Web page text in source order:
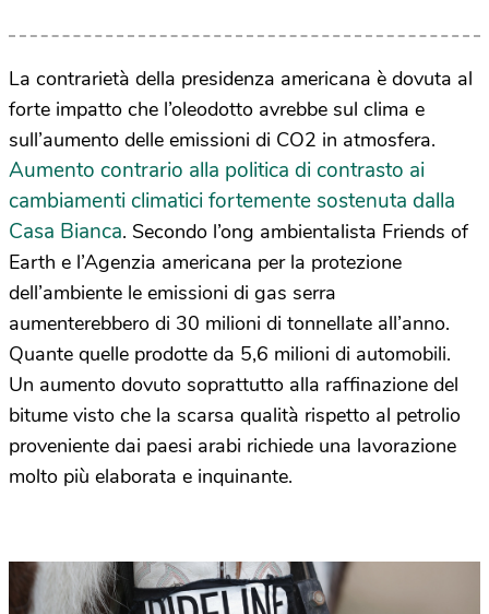
La contrarietà della presidenza americana è dovuta al
forte impatto che l’oleodotto avrebbe sul clima e
sull’aumento delle emissioni di CO2 in atmosfera.
Aumento contrario alla politica di contrasto ai
cambiamenti climatici fortemente sostenuta dalla
Casa Bianca. Secondo l’ong ambientalista Friends of
Earth e l’Agenzia americana per la protezione
dell’ambiente le emissioni di gas serra
aumenterebbero di 30 milioni di tonnellate all’anno.
Quante quelle prodotte da 5,6 milioni di automobili.
Un aumento dovuto soprattutto alla raffinazione del
bitume visto che la scarsa qualità rispetto al petrolio
proveniente dai paesi arabi richiede una lavorazione
molto più elaborata e inquinante.